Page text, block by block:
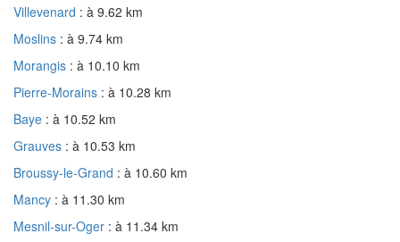
Villevenard : à 9.62 km
Moslins : à 9.74 km
Morangis : à 10.10 km
Pierre-Morains : à 10.28 km
Baye : à 10.52 km
Grauves : à 10.53 km
Broussy-le-Grand : à 10.60 km
Mancy : à 11.30 km
Mesnil-sur-Oger : à 11.34 km